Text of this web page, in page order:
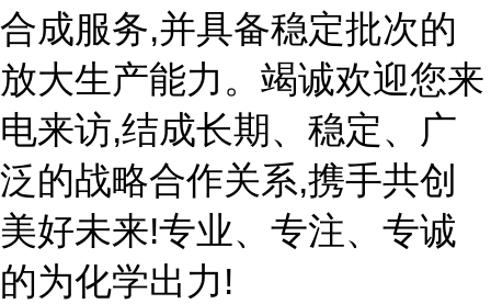
合成服务,并具备稳定批次的
放大生产能力。竭诚欢迎您来
电来访,结成长期、稳定、广
泛的战略合作关系,携手共创
美好未来!专业、专注、专诚
的为化学出力!